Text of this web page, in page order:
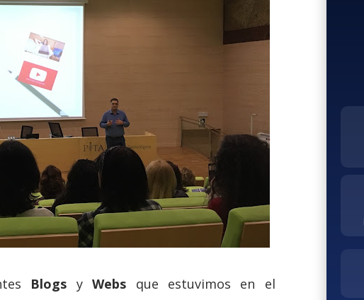
Blogs yWebs que estuvimos en el